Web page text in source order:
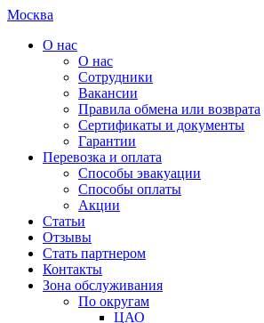
Москва
О нас
О нас
Сотрудники
Вакансии
Правила обмена или возврата
Сертификаты и документы
Гарантии
Перевозка и оплата
Способы эвакуации
Способы оплаты
Акции
Статьи
Отзывы
Стать партнером
Контакты
Зона обслуживания
По округам
ЦАО